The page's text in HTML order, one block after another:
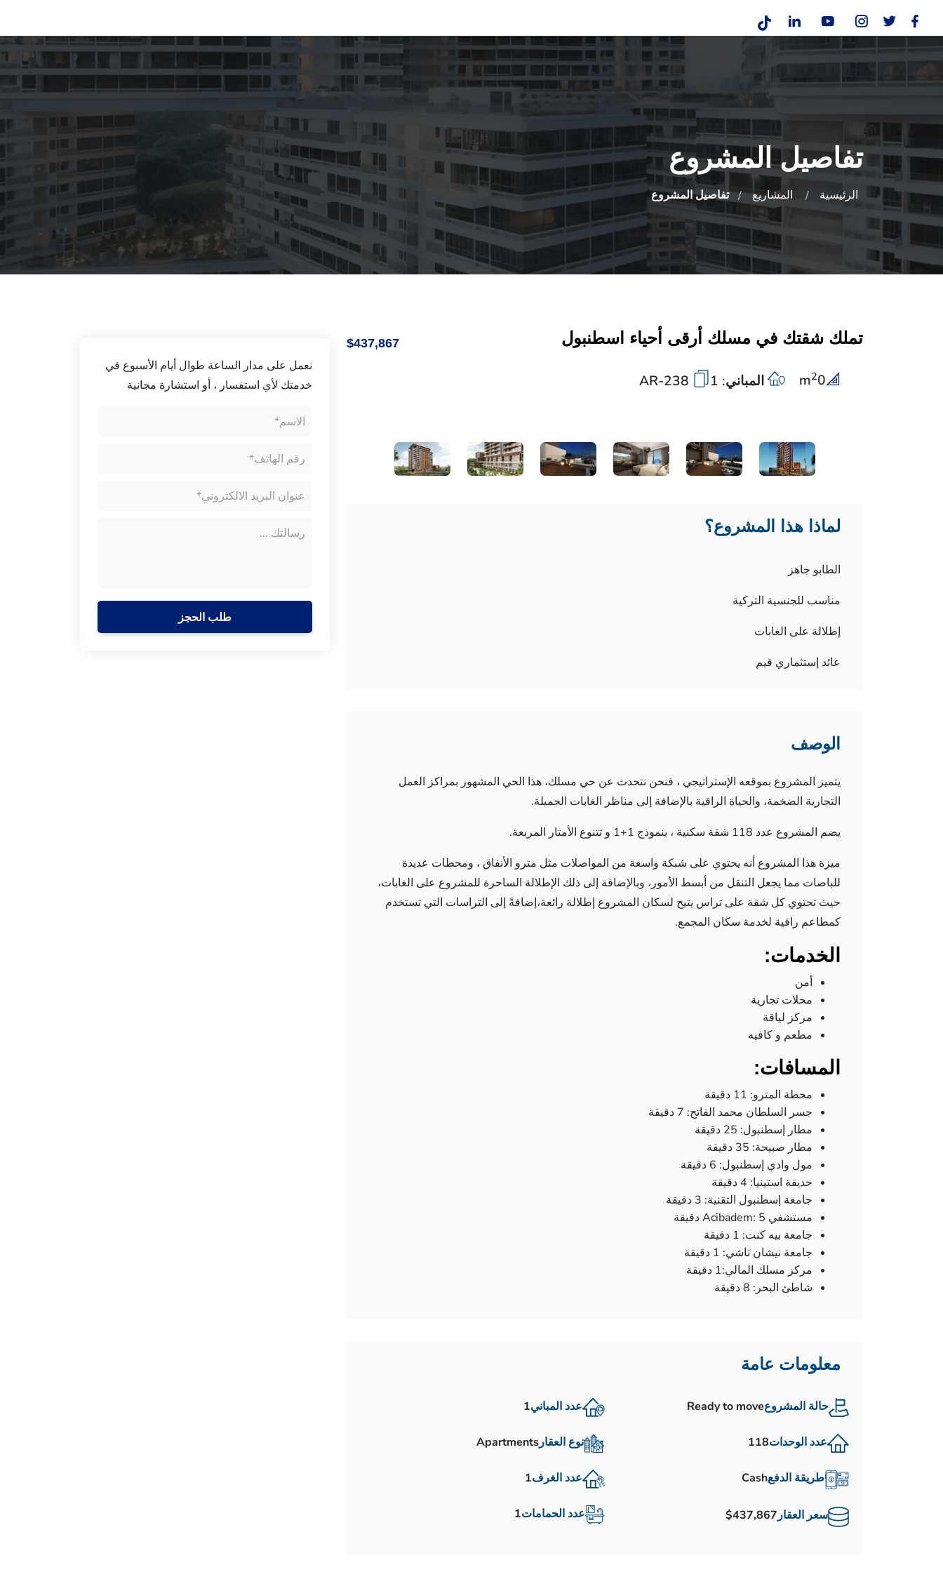
تفاصيل المشروع
الرئيسية المشاريع تفاصيل المشروع
تملك شقتك في مسلك أرقى أحياء اسطنبول $437,867
0
m2 المباني: 1
لماذا هذا المشروع؟
الطابو جاهز
مناسب للجنسية التركية
إطلالة على الغابات
عائد إستثماري قيم
الوصف
يتميز المشروع بموقعه الإستراتيجي ، فنحن نتحدث عن حي مسلك، هذا الحي المشهور بمراكز العمل
التجارية الضخمة، والحياة الراقية بالإضافة إلى مناظر الغابات الجميلة.
يضم المشروع عدد 118 شقة سكنية ، بنموذج 1+1 و تتنوع الأمتار المربعة.
ميزة هذا المشروع أنه يحتوي على شبكة واسعة من المواصلات مثل مترو الأنفاق ، ومحطات عديدة
للباصات مما يجعل التنقل من أبسط الأمور، وبالإضافة إلى ذلك الإطلالة الساحرة للمشروع على الغابات،
حيث تحتوي كل شقة على تراس يتيح لسكان المشروع إطلالة رائعة،إضافةً إلى التراسات التي تستخدم
كمطاعم راقية لخدمة سكان المجمع.
الخدمات:
أمن
محلات تجارية
مركز لياقة
مطعم و كافيه
المسافات:
محطة المترو: 11 دقيقة
جسر السلطان محمد الفاتح: 7 دقيقة
مطار إسطنبول: 25 دقيقة
مطار صبيحة: 35 دقيقة
مول وادي إسطنبول: 6 دقيقة
حديقة استينيا: 4 دقيقة
جامعة إسطنبول التقنية: 3 دقيقة
مستشفي Acibadem: 5 دقيقة
جامعة بيه كنت: 1 دقيقة
جامعة نيشان تاشي: 1 دقيقة
مركز مسلك المالي:1 دقيقة
شاطئ البحر: 8 دقيقة
معلومات عامة
حالة المشروعReady to move
عدد الوحدات118
طريقة الدفعCash
سعر العقار$437,867
عدد المباني1
نوع العقارApartments
عدد الغرف1
عدد الحمامات1
نعمل على مدار الساعة طوال أيام الأسبوع في
خدمتك لأي استفسار ، أو استشارة مجانية
طلب الحجز